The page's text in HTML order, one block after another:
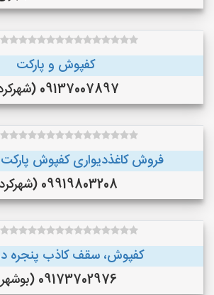
کفپوش و پارکت
09137007897 (شهرکرد)
فروش کاغذدیواری کفپوش
09919803208 (شهرکرد)
کفپوش، سقف کاذب پنجره
09173702976 (بوشهر)